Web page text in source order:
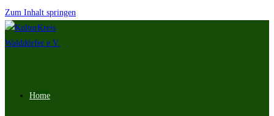
Zum Inhalt springen
Home